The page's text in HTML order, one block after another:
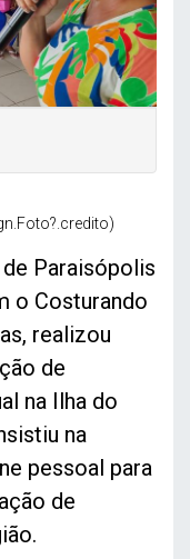
Paraisópolis
o Costurando
realizou
de
na Ilha do
na
pessoal para
de